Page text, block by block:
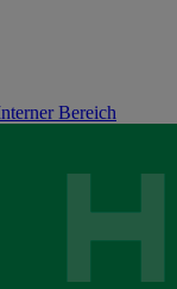
Bereich